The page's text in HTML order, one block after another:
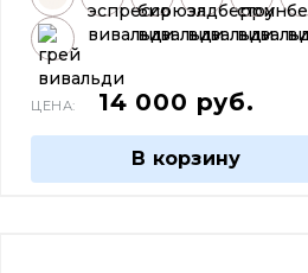
ЦЕНА: 14 000 руб.
В корзину